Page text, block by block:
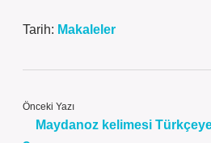
Tarih: Makaleler
Önceki Yazı
Maydanoz kelimesi